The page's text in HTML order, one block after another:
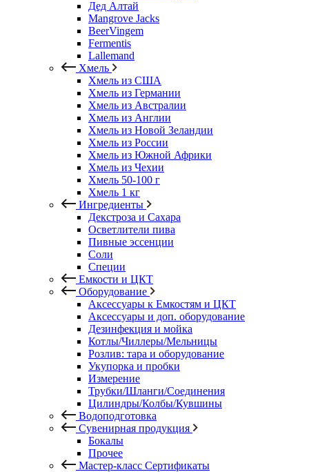
Дед Алтай
Mangrove Jacks
BeerVingem
Fermentis
Lallemand
Хмель
Хмель из США
Хмель из Германии
Хмель из Австралии
Хмель из Англии
Хмель из Новой Зеландии
Хмель из России
Хмель из Южной Африки
Хмель из Чехии
Хмель 50-100 г
Хмель 1 кг
Ингредиенты
Декстроза и Сахара
Осветлители пива
Пивные эссенции
Соли
Специи
Емкости и ЦКТ
Оборудование
Аксессуары к Емкостям и ЦКТ
Аксессуары и доп. оборудование
Дезинфекция и мойка
Котлы/Чиллеры/Мельницы
Розлив: тара и оборудование
Укупорка и пробки
Измерение
Трубки/Шланги/Соединения
Цилиндры/Колбы/Кувшины
Водоподготовка
Сувенирная продукция
Бокалы
Прочее
Мастер-класс Сертификаты